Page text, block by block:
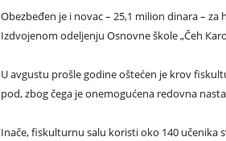
Obezbeđen je i novac – 25,1 milion dinara –
Izdvojenom odeljenju Osnovne škole „Čeh
U avgustu prošle godine oštećen je krov
pod, zbog čega je onemogućena redovna
Inače, fiskulturnu salu koristi oko 140